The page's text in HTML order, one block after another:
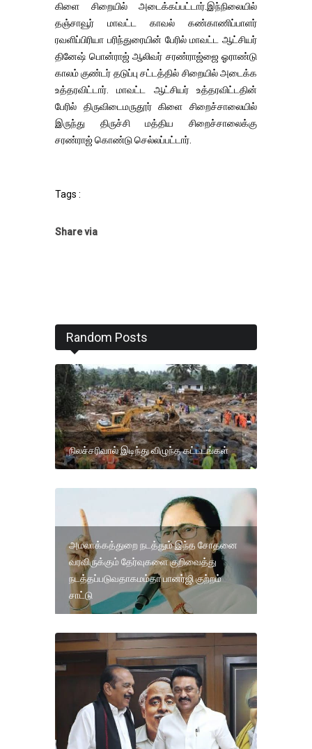
கிளை சிறையில் அடைக்கப்பட்டார்.இந்நிலையில்
தஞ்சாவூர் மாவட்ட காவல் கண்காணிப்பாளர்
ரவளிப்பிரியா பரிந்துரையின் பேரில் மாவட்ட ஆட்சியர்
தினேஷ் பொன்ராஜ் ஆலிவர் சரண்ராஜ்ஜை ஓராண்டு
காலம் குண்டர் தடுப்பு சட்டத்தில் சிறையில் அடைக்க
உத்தரவிட்டார். மாவட்ட ஆட்சியர் உத்தரவிட்டதின்
பேரில் திருவிடைமருதூர் கிளை சிறைச்சாலையில்
இருந்து திருச்சி மத்திய சிறைச்சாலைக்கு
சரண்ராஜ் கொண்டு செல்லப்பட்டார்.
Tags :
Share via
Random Posts
நிலச்சரிவால் இடிந்து விழுந்த கட்டடங்கள்
அமலாக்கத்துறை நடத்தும் இந்த சோதனை
வரவிருக்கும் தேர்வுகளை குறிவைத்து
நடத்தப்படுவதாகமம்தா பானர்ஜி குற்றம்
சாட்டு